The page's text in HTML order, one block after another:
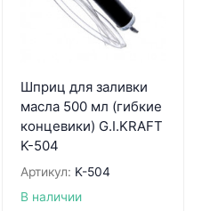
Шприц для заливки
масла 500 мл (гибкие
концевики) G.I.KRAFT
K-504
Артикул: K-504
В наличии